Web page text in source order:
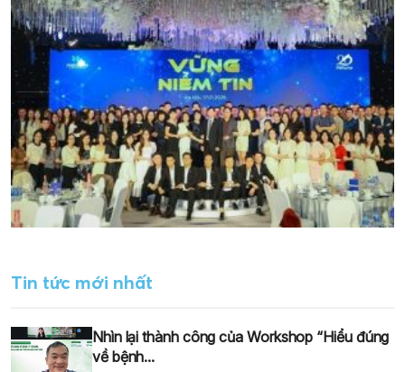
Tin tức mới nhất
Nhìn lại thành công của Workshop “Hiểu đúng
về bệnh...